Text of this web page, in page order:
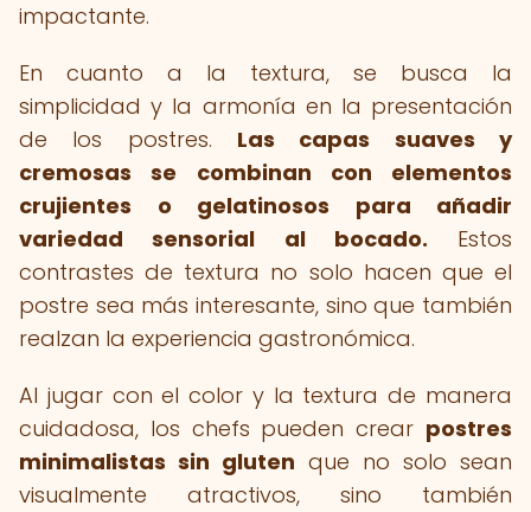
impactante.
En cuanto a la textura, se busca la
simplicidad y la armonía en la presentación
de los postres. Las capas suaves y
cremosas se combinan con elementos
crujientes o gelatinosos para añadir
variedad sensorial al bocado. Estos
contrastes de textura no solo hacen que el
postre sea más interesante, sino que también
realzan la experiencia gastronómica.
Al jugar con el color y la textura de manera
cuidadosa, los chefs pueden crear postres
minimalistas sin gluten que no solo sean
visualmente atractivos, sino también